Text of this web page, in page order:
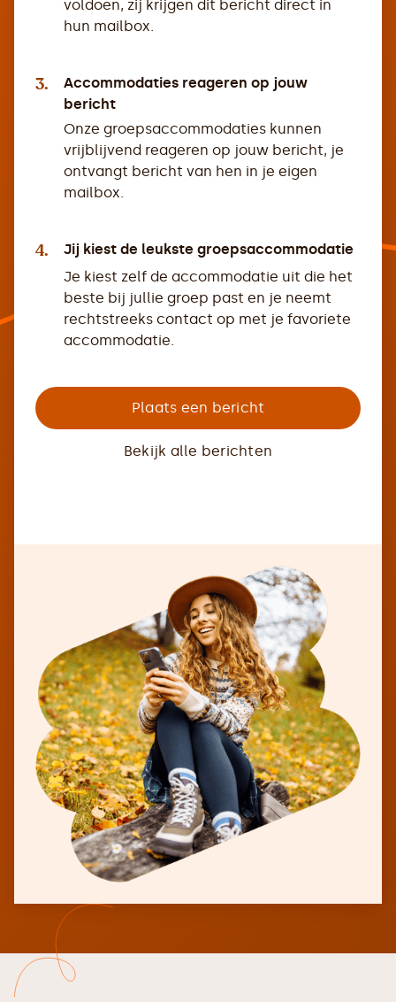
voldoen, zij krijgen dit bericht direct in
hun mailbox.
3.
Accommodaties reageren op jouw
bericht
Onze groepsaccommodaties kunnen
vrijblijvend reageren op jouw bericht, je
ontvangt bericht van hen in je eigen
mailbox.
4.
Jij kiest de leukste groepsaccommodatie
Je kiest zelf de accommodatie uit die het
beste bij jullie groep past en je neemt
rechtstreeks contact op met je favoriete
accommodatie.
Plaats een bericht
Bekijk alle berichten